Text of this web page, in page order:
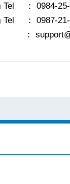
： 0984-25-
： 0987-21-